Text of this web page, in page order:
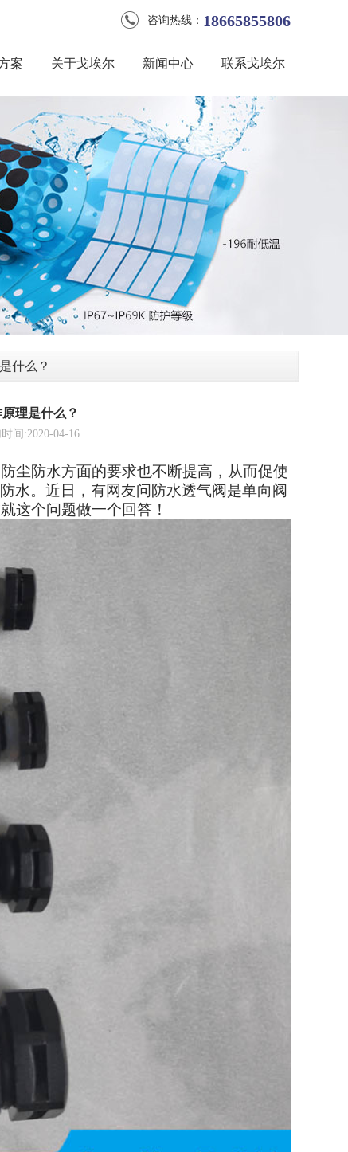
18665855806
咨询热线：
案 关于戈埃尔 新闻中心 联系戈埃尔
什么？
理是什么？
间:2020-04-16
尘防水方面的要求也不断提高，从而促使
水。近日，有网友问防水透气阀是单向阀
这个问题做一个回答！